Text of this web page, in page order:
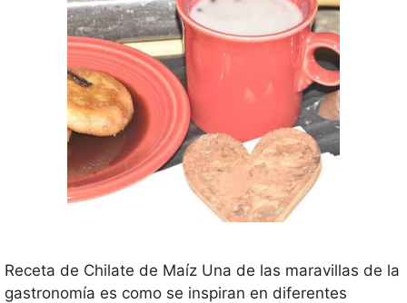
Receta de Chilate de Maíz Una de las maravillas de la
gastronomía es como se inspiran en diferentes